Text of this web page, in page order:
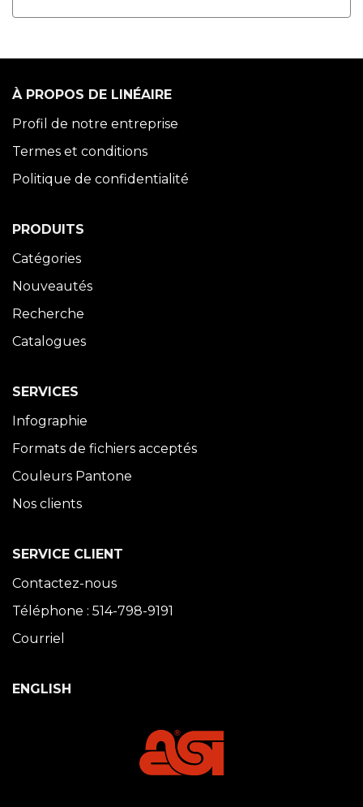
À PROPOS DE LINÉAIRE
Profil de notre entreprise
Termes et conditions
Politique de confidentialité
PRODUITS
Catégories
Nouveautés
Recherche
Catalogues
SERVICES
Infographie
Formats de fichiers acceptés
Couleurs Pantone
Nos clients
SERVICE CLIENT
Contactez-nous
Téléphone : 514-798-9191
Courriel
ENGLISH